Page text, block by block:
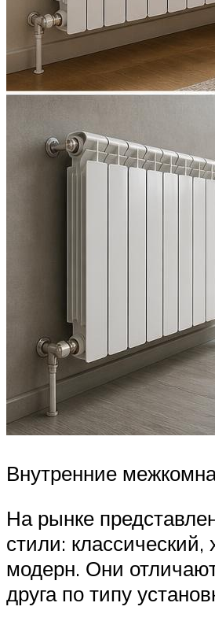
Внутренние
На рынке
стили: классический,
модерн. Они
друга по типу